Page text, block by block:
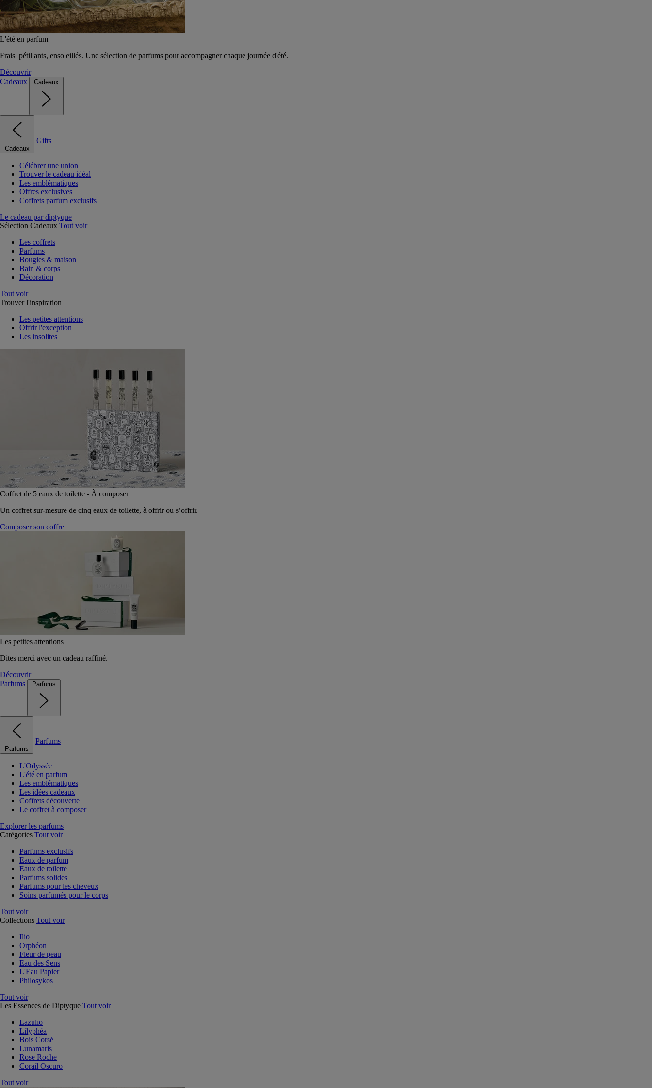
L'été en parfum
Frais, pétillants, ensoleillés. Une sélection de parfums pour accompagner chaque journée d'été.
Découvrir
Cadeaux
Cadeaux
Cadeaux
Gifts
Célébrer une union
Trouver le cadeau idéal
Les emblématiques
Offres exclusives
Coffrets parfum exclusifs
Le cadeau par diptyque
Sélection Cadeaux Tout voir
Les coffrets
Parfums
Bougies & maison
Bain & corps
Décoration
Tout voir
Trouver l'inspiration
Les petites attentions
Offrir l'exception
Les insolites
Coffret de 5 eaux de toilette - À composer
Un coffret sur-mesure de cinq eaux de toilette, à offrir ou s’offrir.
Composer son coffret
Les petites attentions
Dites merci avec un cadeau raffiné.
Découvrir
Parfums
Parfums
Parfums
Parfums
L'Odyssée
L'été en parfum
Les emblématiques
Les idées cadeaux
Coffrets découverte
Le coffret à composer
Explorer les parfums
Catégories Tout voir
Parfums exclusifs
Eaux de parfum
Eaux de toilette
Parfums solides
Parfums pour les cheveux
Soins parfumés pour le corps
Tout voir
Collections Tout voir
Ilio
Orphéon
Fleur de peau
Eau des Sens
L'Eau Papier
Philosykos
Tout voir
Les Essences de Diptyque Tout voir
Lazulio
Lilyphéa
Bois Corsé
Lunamaris
Rose Roche
Corail Oscuro
Tout voir